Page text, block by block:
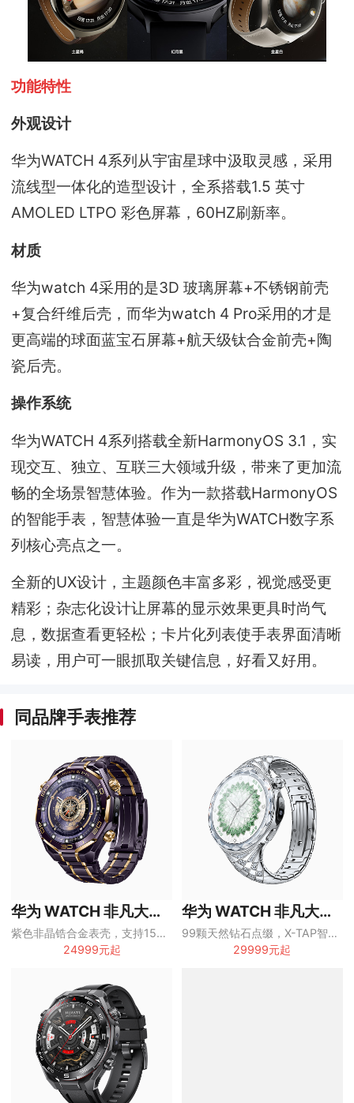
功能特性
外观设计
华为WATCH 4系列从宇宙星球中汲取灵感，采用
流线型一体化的造型设计，全系搭载1.5 英寸
AMOLED LTPO 彩色屏幕，60HZ刷新率。
材质
华为watch 4采用的是3D 玻璃屏幕+不锈钢前壳
+复合纤维后壳，而华为watch 4 Pro采用的才是
更高端的球面蓝宝石屏幕+航天级钛合金前壳+陶
瓷后壳。
操作系统
华为WATCH 4系列搭载全新HarmonyOS 3.1，实
现交互、独立、互联三大领域升级，带来了更加流
畅的全场景智慧体验。作为一款搭载HarmonyOS
的智能手表，智慧体验一直是华为WATCH数字系
列核心亮点之一。
全新的UX设计，主题颜色丰富多彩，视觉感受更
精彩；杂志化设计让屏幕的显示效果更具时尚气
息，数据查看更轻松；卡片化列表使手表界面清晰
易读，用户可一眼抓取关键信息，好看又好用。
同品牌手表推荐
华为 WATCH 非凡大师尊界定制款
紫色非晶锆合金表壳，支持150米潜水、双向北斗卫星消息和eSIM独立通话
24999元起
华为 WATCH 非凡大师星钻绽放款
99颗天然钻石点缀，X-TAP智感窗、eSIM独立通话与女性健康管理
29999元起